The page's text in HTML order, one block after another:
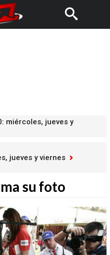
miércoles, jueves y
jueves y viernes
su foto